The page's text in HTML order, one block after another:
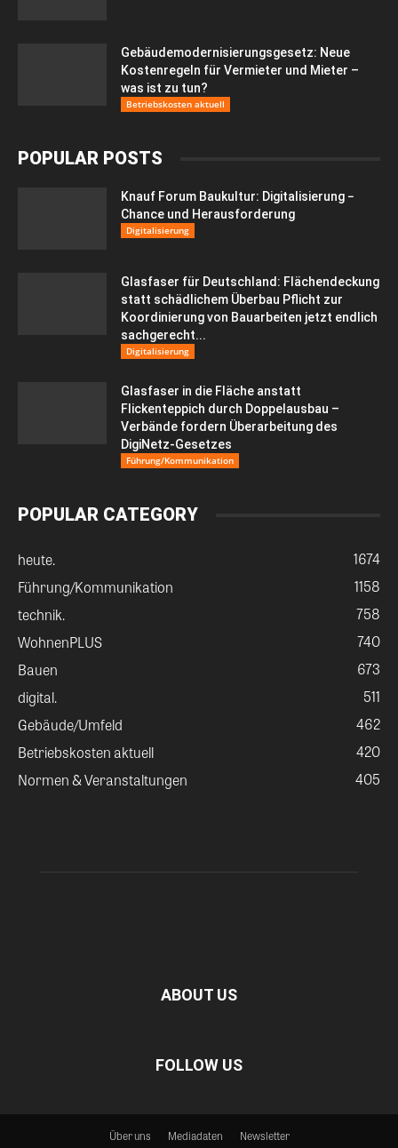
Gebäudemodernisierungsgesetz: Neue
Kostenregeln für Vermieter und Mieter –
was ist zu tun?
Betriebskosten aktuell
POPULAR POSTS
Knauf Forum Baukultur: Digitalisierung −
Chance und Herausforderung
Digitalisierung
Glasfaser für Deutschland: Flächendeckung
statt schädlichem Überbau Pflicht zur
Koordinierung von Bauarbeiten jetzt endlich
sachgerecht...
Digitalisierung
Glasfaser in die Fläche anstatt
Flickenteppich durch Doppelausbau –
Verbände fordern Überarbeitung des
DigiNetz-Gesetzes
Führung/Kommunikation
POPULAR CATEGORY
heute.
1674
Führung/Kommunikation
1158
technik.
758
WohnenPLUS
740
Bauen
673
digital.
511
Gebäude/Umfeld
462
Betriebskosten aktuell
420
Normen & Veranstaltungen
405
ABOUT US
FOLLOW US
Über uns Mediadaten Newsletter